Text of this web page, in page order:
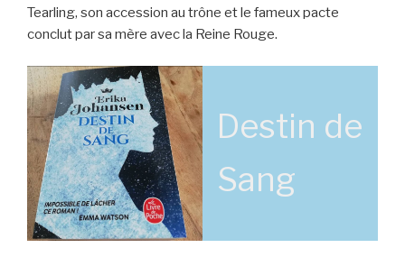
Tearling, son accession au trône et le fameux pacte
conclut par sa mère avec la Reine Rouge.
Destin de
Sang